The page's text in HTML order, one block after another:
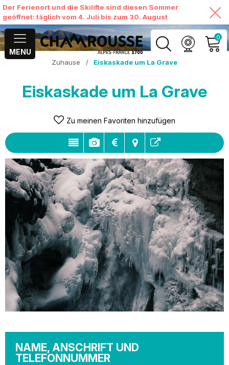
Der Ferienort und die Skilifte sind diesen Sommer
geöffnet: täglich vom 4. Juli bis zum 30. August
MENU
0
MEIN KONTO
MEINEN WARENKORB
Zuhause / Eiskaskade um La Grave
Eiskaskade um La Grave
Zu meinen Favoriten hinzufügen
NAME, ANSCHRIFT UND
TELEFONNUMMER